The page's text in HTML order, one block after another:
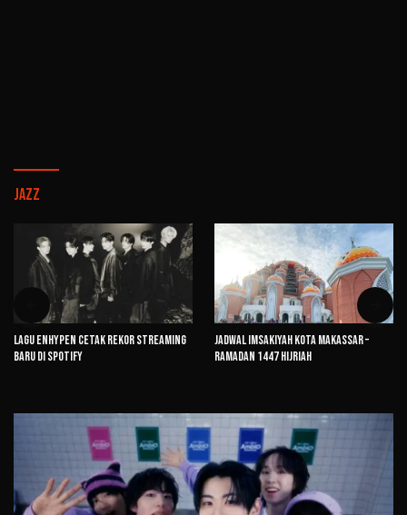
Jazz
Lagu ENHYPEN Cetak Rekor Streaming
Baru di Spotify
Jadwal Imsakiyah Kota Makassar –
Ramadan 1447 Hijriah